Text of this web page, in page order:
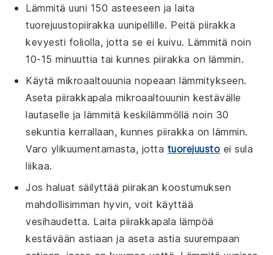
Lämmitä uuni 150 asteeseen ja laita
tuorejuustopiirakka uunipellille. Peitä piirakka
kevyesti foliolla, jotta se ei kuivu. Lämmitä noin
10-15 minuuttia tai kunnes piirakka on lämmin.
Käytä mikroaaltouunia nopeaan lämmitykseen.
Aseta piirakkapala mikroaaltouunin kestävälle
lautaselle ja lämmitä keskilämmöllä noin 30
sekuntia kerrallaan, kunnes piirakka on lämmin.
Varo ylikuumentamasta, jotta tuorejuusto ei sula
liikaa.
Jos haluat säilyttää piirakan koostumuksen
mahdollisimman hyvin, voit käyttää
vesihaudetta. Laita piirakkapala lämpöä
kestävään astiaan ja aseta astia suurempaan